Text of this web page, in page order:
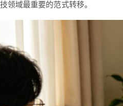
领域最重要的范式转移。